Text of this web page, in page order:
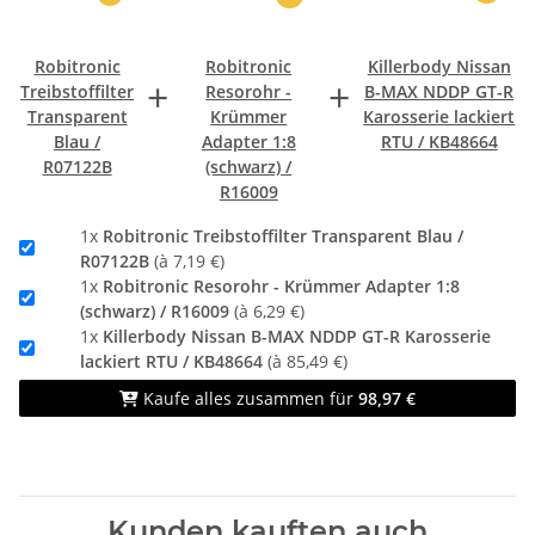
Vorrätige Artikel gehen am selben Werktag raus; was
nicht auf Lager liegt, bestellen wir direkt beim
Hersteller.
Fragen zum Ersatzteil? Wir beraten dich
📞 07821 380330
✉️ shop@rc-multistore.de
📍 Friesenheimer Hauptstraße 10, 77948 Friesenheim –
Abholung im Ladengeschäft möglich
Robitronic
Treibstoffilter
Transparent
Blau /
R07122B
+
Robitronic
Resorohr -
Krümmer
Adapter 1:8
(schwarz) /
R16009
+
Killerbody Nissan
B-MAX NDDP GT-R
Karosserie lackiert
RTU / KB48664
1x Robitronic Treibstoffilter Transparent Blau /
R07122B(à 7,19 €)
1x Robitronic Resorohr - Krümmer Adapter 1:8
(schwarz) / R16009(à 6,29 €)
1x Killerbody Nissan B-MAX NDDP GT-R Karosserie
lackiert RTU / KB48664(à 85,49 €)
Kaufe alles zusammen für 98,97 €